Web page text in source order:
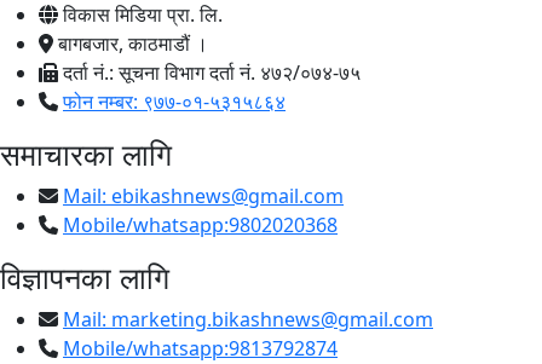
विकास मिडिया प्रा. लि.
बागबजार, काठमाडौं ।
दर्ता नं.: सूचना विभाग दर्ता नं. ४७२/०७४-७५
फोन नम्बर: ९७७-०१-५३१५८६४
समाचारका लागि
Mail: ebikashnews@gmail.com
Mobile/whatsapp:9802020368
विज्ञापनका लागि
Mail: marketing.bikashnews@gmail.com
Mobile/whatsapp:9813792874